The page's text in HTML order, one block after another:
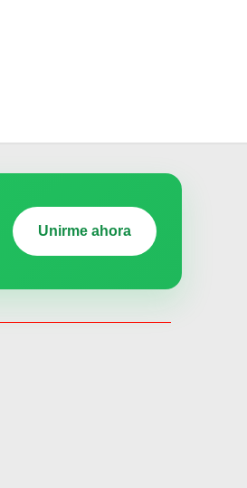
Unirme ahora